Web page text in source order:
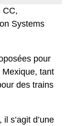
CC,
Systems
pour
tant
des trains
s’agit d’une